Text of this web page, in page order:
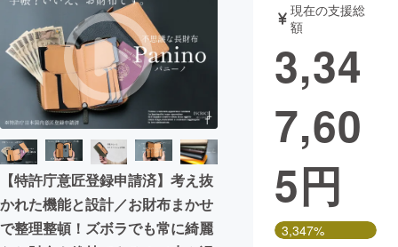
テクノロジー・ガジェット
映像・映画 書籍・雑誌
ビジネス・起業 チャレンジ
まちづくり・地域活性化
CAMPFIRE for Social Good
CAMPFIRE Creation
【特許庁意匠登録申請済】考え抜
かれた機能と設計／お財布まかせ
で整理整頓！ズボラでも常に綺麗
現在の支援総
額
3,34
7,60
5円
3,347%